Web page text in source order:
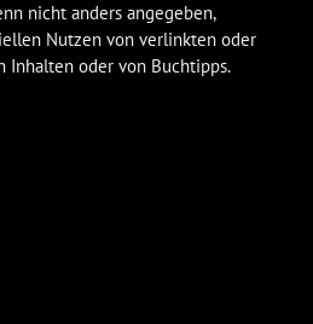
nicht anders angegeben,
Nutzen von verlinkten oder
Inhalten oder von Buchtipps.